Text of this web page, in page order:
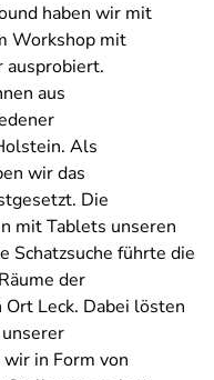
haben wir mit
Workshop mit
ausprobiert.
aus
Als
wir das
Die
mit Tablets unseren
Schatzsuche führte die
der
Leck. Dabei lösten
in Form von